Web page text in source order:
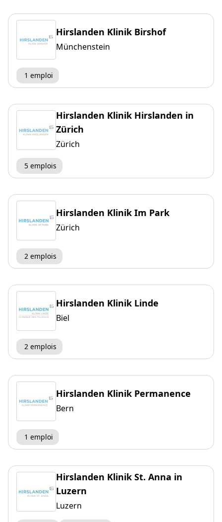
Hirslanden Klinik Birshof
Münchenstein
1 emploi
Hirslanden Klinik Hirslanden in
Zürich
Zürich
5 emplois
Hirslanden Klinik Im Park
Zürich
2 emplois
Hirslanden Klinik Linde
Biel
2 emplois
Hirslanden Klinik Permanence
Bern
1 emploi
Hirslanden Klinik St. Anna in
Luzern
Luzern